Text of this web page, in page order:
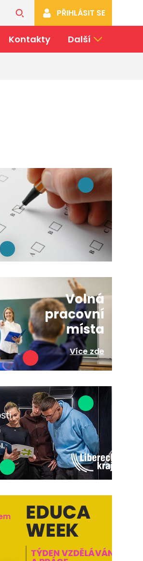
PŘIHLÁSIT SE
Kontakty Další
Volná
pracovní
místa
Více zde